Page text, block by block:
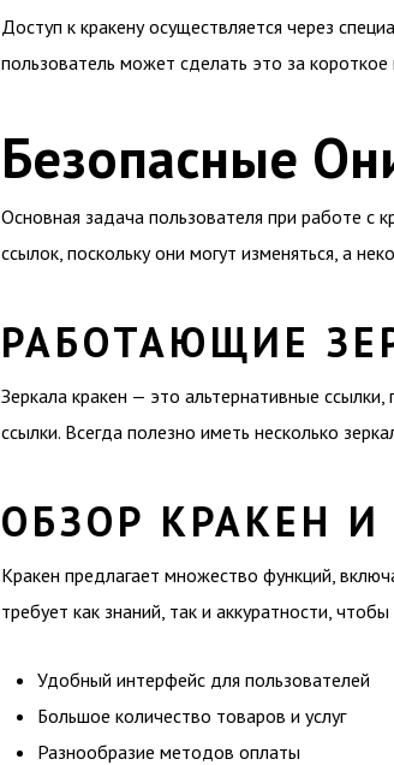
Доступ к кракену осуществляется через
пользователь может сделать это за
Безопасные
Основная задача пользователя при работе с
ссылок, поскольку они могут изменяться, а
РАБОТАЮЩИЕ
Зеркала кракен — это альтернативные
ссылки. Всегда полезно иметь несколько
ОБЗОР КРАКЕН
Кракен предлагает множество функций,
требует как знаний, так и аккуратности,
Удобный интерфейс для пользователей
Большое количество товаров и услуг
Разнообразие методов оплаты